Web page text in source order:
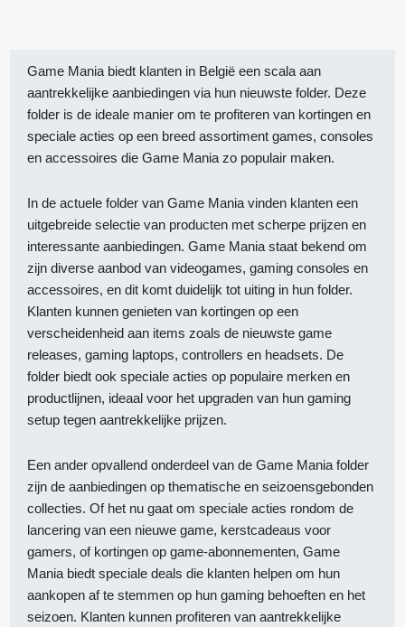
Game Mania biedt klanten in België een scala aan
aantrekkelijke aanbiedingen via hun nieuwste folder. Deze
folder is de ideale manier om te profiteren van kortingen en
speciale acties op een breed assortiment games, consoles
en accessoires die Game Mania zo populair maken.
In de actuele folder van Game Mania vinden klanten een
uitgebreide selectie van producten met scherpe prijzen en
interessante aanbiedingen. Game Mania staat bekend om
zijn diverse aanbod van videogames, gaming consoles en
accessoires, en dit komt duidelijk tot uiting in hun folder.
Klanten kunnen genieten van kortingen op een
verscheidenheid aan items zoals de nieuwste game
releases, gaming laptops, controllers en headsets. De
folder biedt ook speciale acties op populaire merken en
productlijnen, ideaal voor het upgraden van hun gaming
setup tegen aantrekkelijke prijzen.
Een ander opvallend onderdeel van de Game Mania folder
zijn de aanbiedingen op thematische en seizoensgebonden
collecties. Of het nu gaat om speciale acties rondom de
lancering van een nieuwe game, kerstcadeaus voor
gamers, of kortingen op game-abonnementen, Game
Mania biedt speciale deals die klanten helpen om hun
aankopen af te stemmen op hun gaming behoeften en het
seizoen. Klanten kunnen profiteren van aantrekkelijke